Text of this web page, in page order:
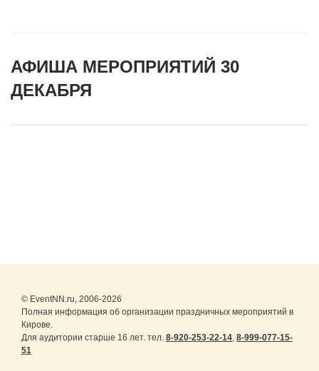
АФИША МЕРОПРИЯТИЙ 30
ДЕКАБРЯ
© EventNN.ru, 2006-2026
Полная информация об организации праздничных мероприятий в
Кирове.
Для аудитории старше 16 лет. тел. 8-920-253-22-14, 8-999-077-15-
51